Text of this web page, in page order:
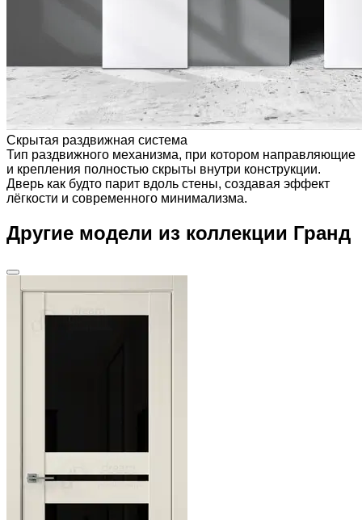
Скрытая раздвижная система
Тип раздвижного механизма, при котором направляющие
и крепления полностью скрыты внутри конструкции.
Дверь как будто парит вдоль стены, создавая эффект
лёгкости и современного минимализма.
Другие модели из коллекции Гранд